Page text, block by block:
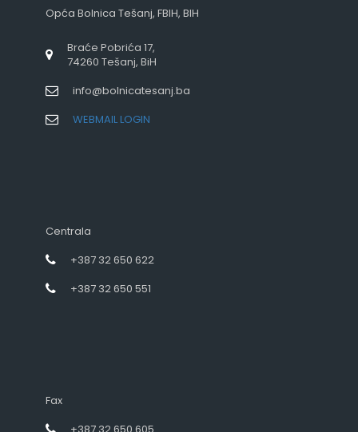
Opća Bolnica Tešanj, FBIH, BIH
Braće Pobrića 17,
74260 Tešanj, BiH
info@bolnicatesanj.ba
WEBMAIL LOGIN
Centrala
+387 32 650 622
+387 32 650 551
Fax